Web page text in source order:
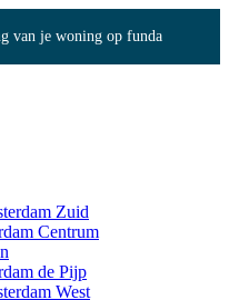
van je woning op funda
Zuid
Centrum
de Pijp
West